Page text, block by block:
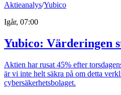
Aktieanalys/Yubico
Igår, 07:00
Yubico: Värderingen
Aktien har rusat 45% efter
är vi inte helt säkra på om detta
cybersäkerhetsbolaget.